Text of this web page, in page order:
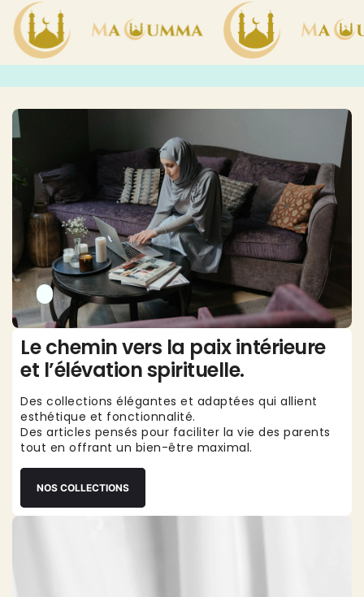
Le chemin vers la paix intérieure
et l’élévation spirituelle.
Des collections élégantes et adaptées qui allient
esthétique et fonctionnalité.
Des articles pensés pour faciliter la vie des parents
tout en offrant un bien-être maximal.
NOS COLLECTIONS